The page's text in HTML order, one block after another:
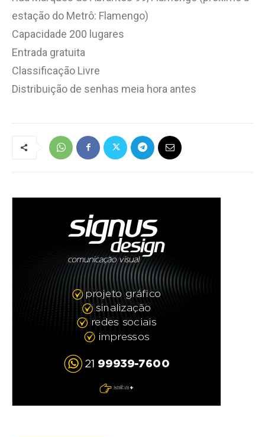
estação do Metrô: Flamengo)
Capacidade 200 lugares
Entrada gratuita
Classificação Livre
Distribuição de senhas meia hora antes